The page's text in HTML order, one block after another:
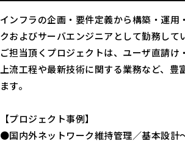
インフラの企画・要件定義から構築・運
クおよびサーバエンジニアとして勤務して
ご担当頂くプロジェクトは、ユーザ直請
上流工程や最新技術に関する業務など、
ます。
【プロジェクト事例】
●国内外ネットワーク維持管理／基本設計